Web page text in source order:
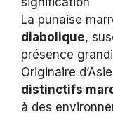
La punaise
diabolique,
présence
Originaire
distinctifs
à des